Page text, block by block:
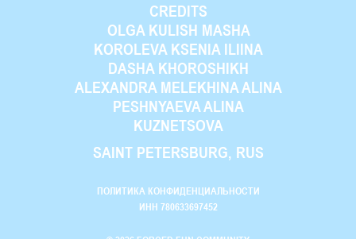
CREDITS
OLGA KULISH MASHA
KOROLEVA KSENIA ILIINA
DASHA KHOROSHIKH
ALEXANDRA MELEKHINA ALINA
PESHNYAEVA ALINA
KUZNETSOVA
ИНН 780633697452
ПОЛИТИКА КОНФИДЕНЦИАЛЬНОСТИ
SAINT PETERSBURG, RUS